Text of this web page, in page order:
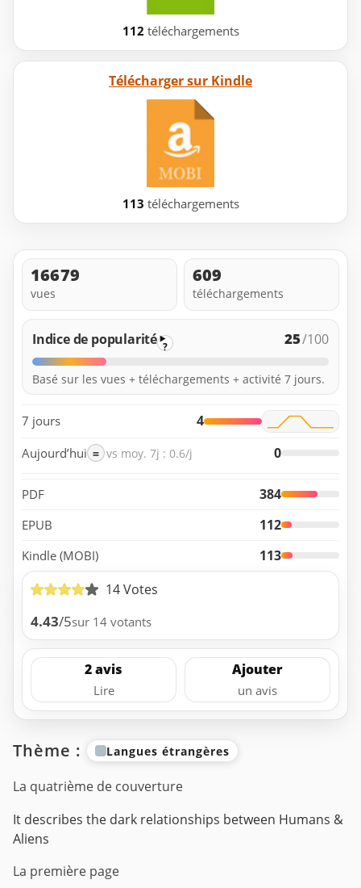
112 téléchargements
Télécharger sur Kindle
113 téléchargements
16679
vues
609
téléchargements
Indice de popularité ? 25/100
Basé sur les vues + téléchargements + activité 7 jours.
7 jours 4
Aujourd’hui = vs moy. 7j : 0.6/j 0
PDF 384
EPUB 112
Kindle (MOBI)
113
14 Votes
4.43/5sur 14 votants
2 avis
Lire
Ajouter
un avis
Thème : Langues étrangères
La quatrième de couverture
It describes the dark relationships between Humans &
Aliens
La première page